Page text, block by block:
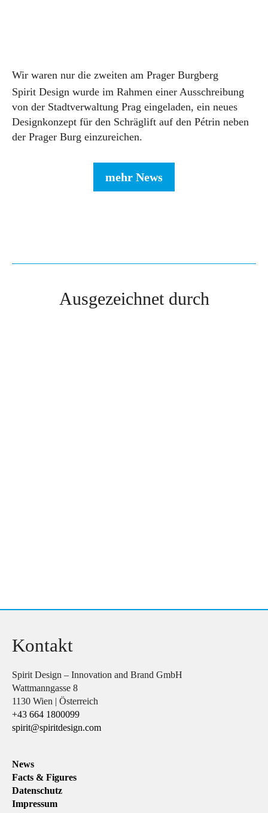
Wir waren nur die zweiten am Prager Burgberg
Spirit Design wurde im Rahmen einer Ausschreibung
von der Stadtverwaltung Prag eingeladen, ein neues
Designkonzept für den Schräglift auf den Pétrin neben
der Prager Burg einzureichen.
mehr News
Ausgezeichnet durch
Kontakt
Spirit Design – Innovation and Brand GmbH
Wattmanngasse 8
1130 Wien | Österreich
+43 664 1800099
spirit@spiritdesign.com
News
Facts & Figures
Datenschutz
Impressum